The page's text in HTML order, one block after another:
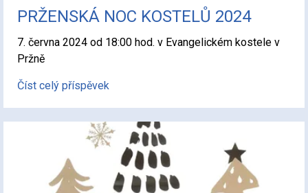
PRŽENSKÁ NOC KOSTELŮ 2024
7. června 2024 od 18:00 hod. v Evangelickém kostele v
Pržně
Číst celý příspěvek